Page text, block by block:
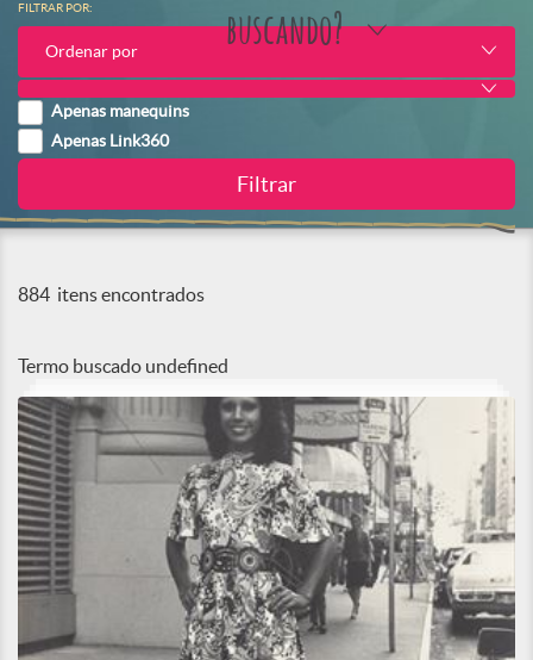
buscando?
FILTRAR POR:
Ordenar por
Apenas manequins
Apenas Link360
884 itens encontrados
Termo buscado undefined